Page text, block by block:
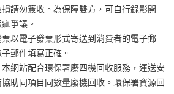
請勿簽收。為保障雙方，可自行錄影開
爭議。
以電子發票形式寄送到消費者的電子郵
郵件填寫正確。
網站配合環保署廢四機回收服務，運送安
助同項目同數量廢機回收。環保署資源回